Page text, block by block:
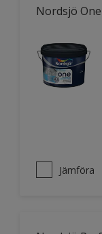
Nordsjö
Jämföra